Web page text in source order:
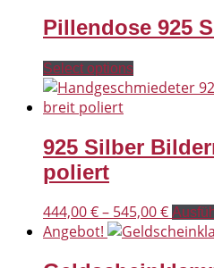
Pillendose 925
Select options
925 Silber
poliert
444,00€– 545,00€
Angebot!